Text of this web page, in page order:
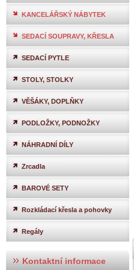
KANCELÁŘSKÝ NÁBYTEK
SEDACÍ SOUPRAVY, KŘESLA
SEDACÍ PYTLE
STOLY, STOLKY
VĚŠÁKY, DOPLŇKY
PODLOŽKY, PODNOŽKY
NÁHRADNÍ DÍLY
Zrcadla
BAROVÉ SETY
Rozkládací křesla a pohovky
Regály
Kontaktní informace